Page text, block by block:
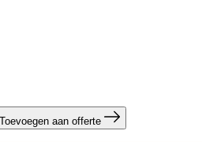
Toevoegen aan offerte